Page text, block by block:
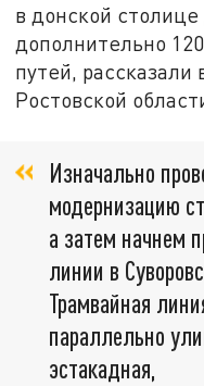
в донской
дополнительно
путей, рассказали
Ростовской
Изначально
модернизацию
а затем начнем
линии в
Трамвайная
параллельно
эстакадная,